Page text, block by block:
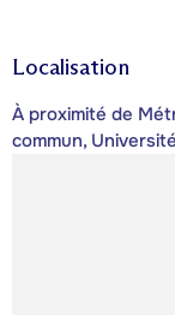
Localisation
À proximité de
commun, Université